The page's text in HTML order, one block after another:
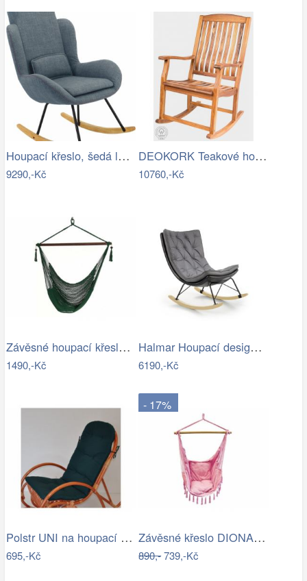
Houpací křeslo, šedá látka / dřevo,…
9290,-Kč
DEOKORK Teakové houpací křeslo CLAUDIO
10760,-Kč
Závěsné houpací křeslo Bustry,…
1490,-Kč
Halmar Houpací designové křeslo Indigo,…
6190,-Kč
Polstr UNI na houpací křeslo - látka…
695,-Kč
- 17%
Závěsné křeslo DIONA starorůžová
890,-739,-Kč